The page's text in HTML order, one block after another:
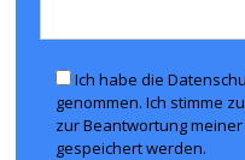
Ich habe die
genommen. Ich stimme
zur Beantwortung
gespeichert werden.